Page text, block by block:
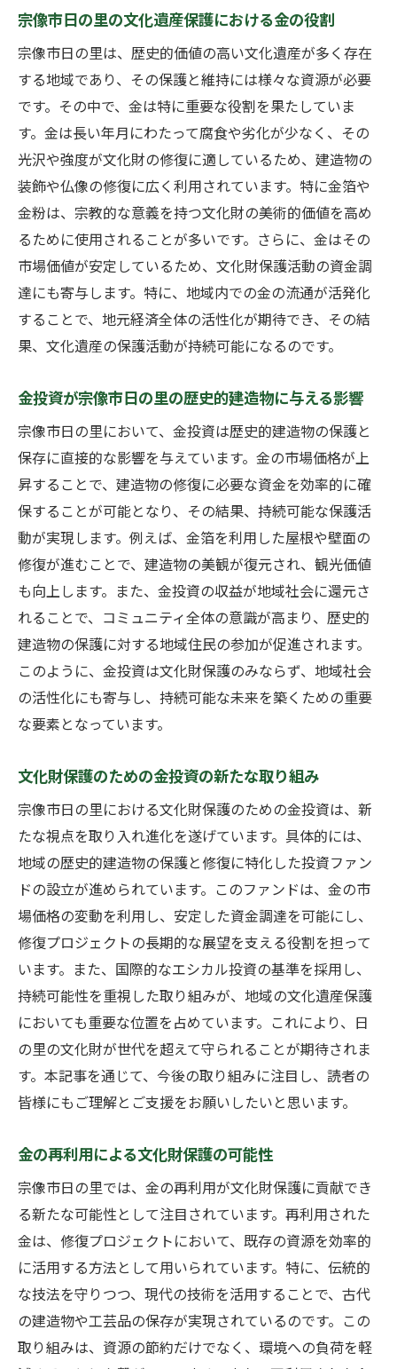
ップ
宗像市での金投資が持続可能な文化財保護
に与える影響
宗像市日の里で金投資を始めるための基本ガイ
ド
初めての金投資に必要なステップ
宗像市特有の金投資の特徴と注意点
金購入から保管までの流れ
宗像市における金投資の税制と法規制
地元の専門家による金投資サポートの活用
宗像市で金投資を行う際のベストプラクテ
ィス
持続可能な資産運用としての金投資の可能
性
文化財保護と経済成長を両立させる金投資
のモデル
宗像市の未来を見据えた金投資戦略
テクノロジーがもたらす新たな金投資の展
望
地域コミュニティに根ざした金投資の未来
像
次世代に向けた金投資の革新
宗像市日の里の地域活性化と金投資のシナジー
金投資が地域経済にもたらす影響
宗像市日の里における金を通じた地域ブラ
ンディング
地域住民との協力で実現する金投資の成功
事例
金の価値を活かした地域資源の再評価
金投資を通じた地域社会の持続可能な発展
歴史と未来を繋ぐ金の投資価値を再評価する
過去の金投資事例から学ぶ教訓
未来に向けた宗像市の金投資の課題と展望
金の価値を理解するための教育プログラム
宗像市未来会議：金を通じた持続可能な発
展戦略
研究
宗像市の歴史遺産と連携した金の未来展望
宗像市日の里の文化遺産保護における金の役割
宗像市日の里は、歴史的価値の高い文化遺産が多く存在
する地域であり、その保護と維持には様々な資源が必要
です。その中で、金は特に重要な役割を果たしていま
す。金は長い年月にわたって腐食や劣化が少なく、その
光沢や強度が文化財の修復に適しているため、建造物の
装飾や仏像の修復に広く利用されています。特に金箔や
金粉は、宗教的な意義を持つ文化財の美術的価値を高め
るために使用されることが多いです。さらに、金はその
市場価値が安定しているため、文化財保護活動の資金調
達にも寄与します。特に、地域内での金の流通が活発化
することで、地元経済全体の活性化が期待でき、その結
果、文化遺産の保護活動が持続可能になるのです。
金投資が宗像市日の里の歴史的建造物に与える影響
宗像市日の里において、金投資は歴史的建造物の保護と
保存に直接的な影響を与えています。金の市場価格が上
昇することで、建造物の修復に必要な資金を効率的に確
保することが可能となり、その結果、持続可能な保護活
動が実現します。例えば、金箔を利用した屋根や壁面の
修復が進むことで、建造物の美観が復元され、観光価値
も向上します。また、金投資の収益が地域社会に還元さ
れることで、コミュニティ全体の意識が高まり、歴史的
建造物の保護に対する地域住民の参加が促進されます。
このように、金投資は文化財保護のみならず、地域社会
の活性化にも寄与し、持続可能な未来を築くための重要
な要素となっています。
文化財保護のための金投資の新たな取り組み
宗像市日の里における文化財保護のための金投資は、新
たな視点を取り入れ進化を遂げています。具体的には、
地域の歴史的建造物の保護と修復に特化した投資ファン
ドの設立が進められています。このファンドは、金の市
場価格の変動を利用し、安定した資金調達を可能にし、
修復プロジェクトの長期的な展望を支える役割を担って
います。また、国際的なエシカル投資の基準を採用し、
持続可能性を重視した取り組みが、地域の文化遺産保護
においても重要な位置を占めています。これにより、日
の里の文化財が世代を超えて守られることが期待されま
す。本記事を通じて、今後の取り組みに注目し、読者の
皆様にもご理解とご支援をお願いしたいと思います。
金の再利用による文化財保護の可能性
宗像市日の里では、金の再利用が文化財保護に貢献でき
る新たな可能性として注目されています。再利用された
金は、修復プロジェクトにおいて、既存の資源を効率的
に活用する方法として用いられています。特に、伝統的
な技法を守りつつ、現代の技術を活用することで、古代
の建造物や工芸品の保存が実現されているのです。この
取り組みは、資源の節約だけでなく、環境への負荷を軽